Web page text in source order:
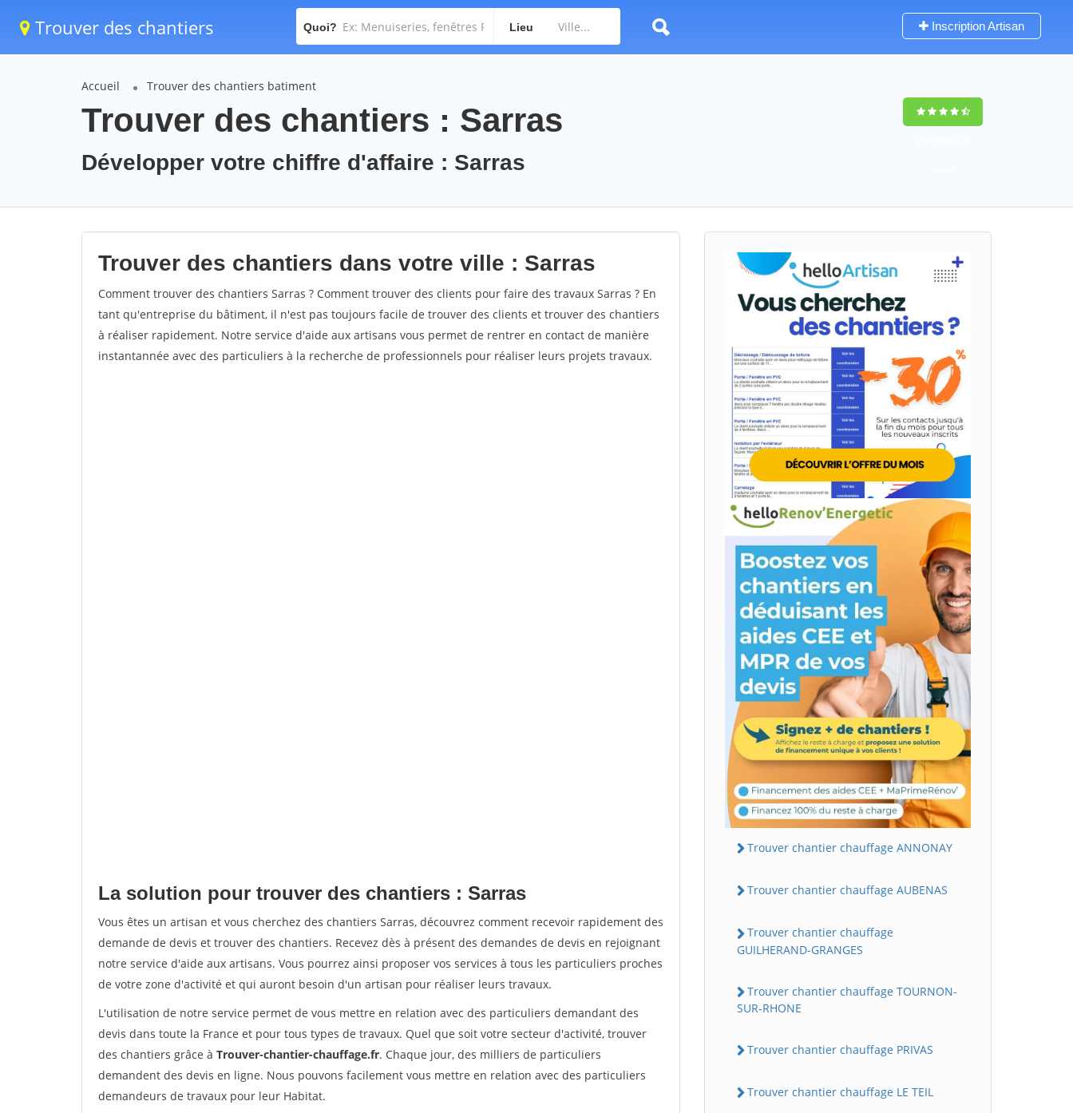
Trouver des chantiers Quoi? Lieu Inscription Artisan
Accueil Trouver des chantiers batiment
Trouver des chantiers : Sarras
Développer votre chiffre d'affaire : Sarras
Trouver des chantiers dans votre ville : Sarras
Comment trouver des chantiers Sarras ? Comment trouver des clients pour faire des travaux Sarras ? En
tant qu'entreprise du bâtiment, il n'est pas toujours facile de trouver des clients et trouver des chantiers
à réaliser rapidement. Notre service d'aide aux artisans vous permet de rentrer en contact de manière
instantannée avec des particuliers à la recherche de professionnels pour réaliser leurs projets travaux.
La solution pour trouver des chantiers : Sarras
Vous êtes un artisan et vous cherchez des chantiers Sarras, découvrez comment recevoir rapidement des
demande de devis et trouver des chantiers. Recevez dès à présent des demandes de devis en rejoignant
notre service d'aide aux artisans. Vous pourrez ainsi proposer vos services à tous les particuliers proches
de votre zone d'activité et qui auront besoin d'un artisan pour réaliser leurs travaux.
L'utilisation de notre service permet de vous mettre en relation avec des particuliers demandant des
devis dans toute la France et pour tous types de travaux. Quel que soit votre secteur d'activité, trouver
des chantiers grâce à Trouver-chantier-chauffage.fr. Chaque jour, des milliers de particuliers
demandent des devis en ligne. Nous pouvons facilement vous mettre en relation avec des particuliers
demandeurs de travaux pour leur Habitat.
Trouver chantier chauffage ANNONAY
Trouver chantier chauffage AUBENAS
Trouver chantier chauffage
GUILHERAND-GRANGES
Trouver chantier chauffage TOURNON-
SUR-RHONE
Trouver chantier chauffage PRIVAS
Trouver chantier chauffage LE TEIL